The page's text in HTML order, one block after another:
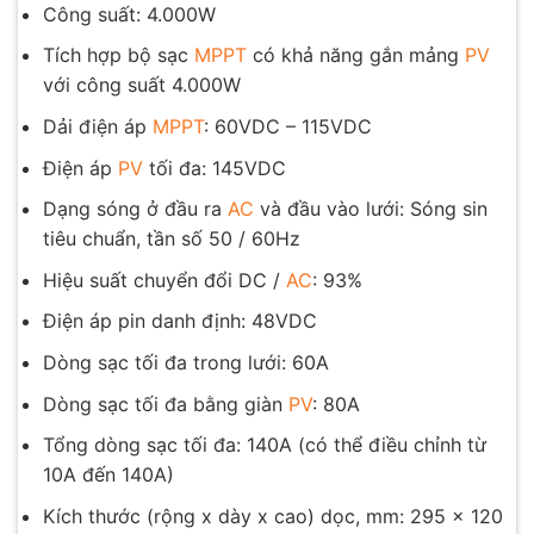
Công suất: 4.000W
Tích hợp bộ sạc MPPTcó khả năng gắn mảng PV
với công suất 4.000W
Dải điện áp MPPT: 60VDC – 115VDC
Điện áp PVtối đa: 145VDC
Dạng sóng ở đầu ra AC và đầu vào lưới: Sóng sin
tiêu chuẩn, tần số 50 / 60Hz
Hiệu suất chuyển đổi DC / AC: 93%
Điện áp pin danh định: 48VDC
Dòng sạc tối đa trong lưới: 60A
Dòng sạc tối đa bằng giàn PV: 80A
Tổng dòng sạc tối đa: 140A (có thể điều chỉnh từ
10A đến 140A)
Kích thước (rộng x dày x cao) dọc, mm: 295 x 120